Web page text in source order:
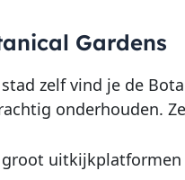
Gardens
zelf vind je de
onderhouden.
groot